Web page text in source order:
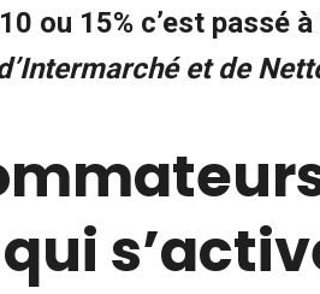
ou 15% c’est passé à
et de